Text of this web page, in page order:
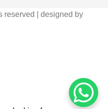
reserved | designed by